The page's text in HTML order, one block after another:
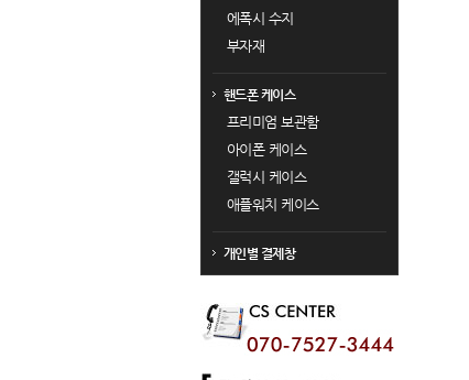
에폭시 수지
부자재
핸드폰 케이스
프리미엄 보관함
아이폰 케이스
갤럭시 케이스
애플워치 케이스
개인별 결제창